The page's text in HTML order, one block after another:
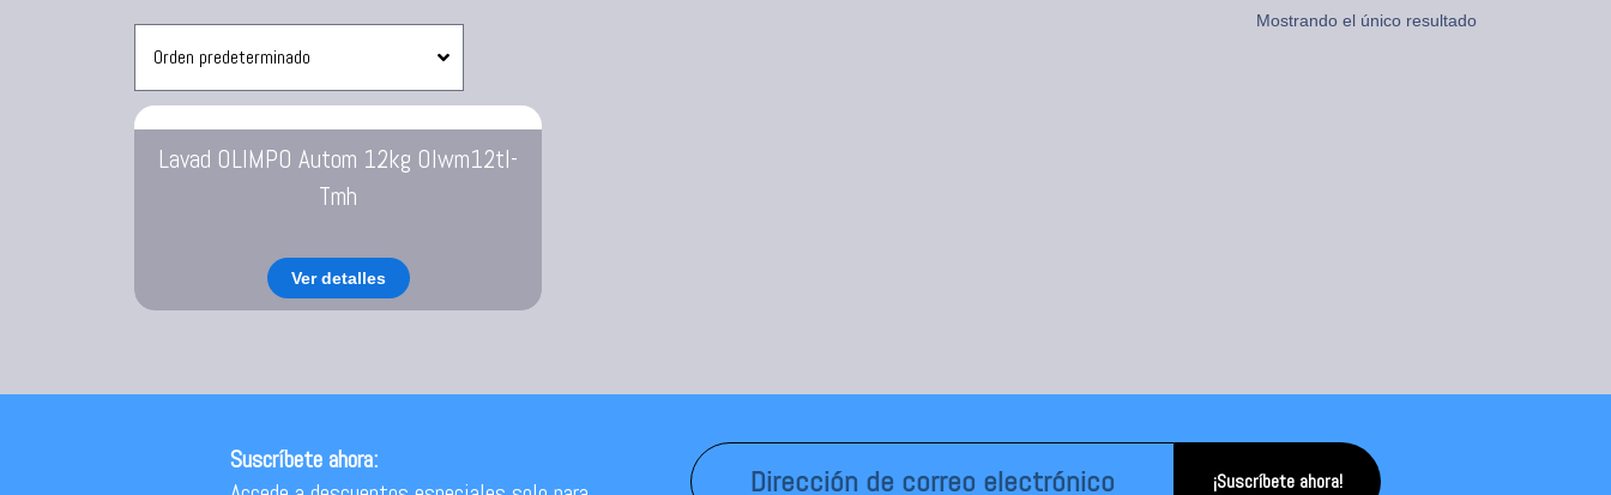
Sanduchera
Mostrando el único resultado
Lavad OLIMPO Autom 12kg Olwm12tl-
Tmh
Ver detalles
Suscríbete ahora:
¡Suscríbete ahora!